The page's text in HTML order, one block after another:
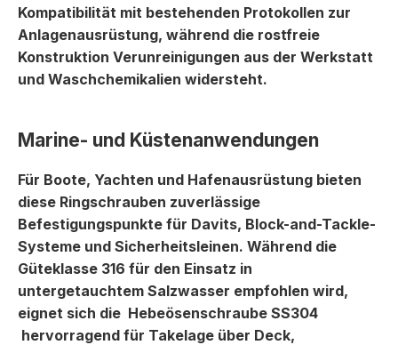
Kompatibilität mit bestehenden Protokollen zur
Anlagenausrüstung, während die rostfreie
Konstruktion Verunreinigungen aus der Werkstatt
und Waschchemikalien widersteht.
Marine- und Küstenanwendungen
Für Boote, Yachten und Hafenausrüstung bieten
diese Ringschrauben zuverlässige
Befestigungspunkte für Davits, Block-and-Tackle-
Systeme und Sicherheitsleinen. Während die
Güteklasse 316 für den Einsatz in
untergetauchtem Salzwasser empfohlen wird,
eignet sich die Hebeösenschraube SS304
hervorragend für Takelage über Deck,